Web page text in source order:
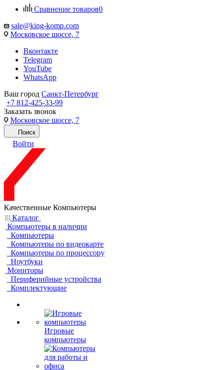
Сравнение товаров0
sale@king-komp.com
Московское шоссе, 7
Вконтакте
Telegram
YouTube
WhatsApp
Ваш город Санкт-Петербург
+7 812-425-33-99
Заказать звонок
Московское шоссе, 7
Поиск
Войти
Качественные Компьютеры
Каталог
Компьютеры в наличии
Компьютеры
Компьютеры по видеокарте
Компьютеры по процессору
Ноутбуки
Мониторы
Периферийные устройства
Комплектующие
Игровые
компьютеры